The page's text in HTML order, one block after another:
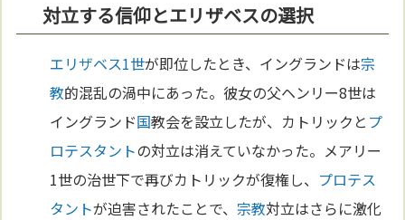
対立する信仰とエリザベスの選択
エリザベス1世が即位したとき、イングランドは宗
教的混乱の渦中にあった。彼女の父ヘンリー8世は
イングランド国教会を設立したが、カトリックと プ
ロテスタントの対立は消えていなかった。メアリー
1世の治世下で再びカトリックが復権し、 プロテス
タントが迫害されたことで、 宗教対立はさらに激化